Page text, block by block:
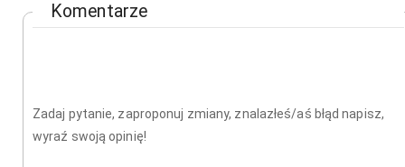
Komentarze
Zadaj pytanie, zaproponuj zmiany, znalazłeś/aś błąd napisz,
wyraź swoją opinię!